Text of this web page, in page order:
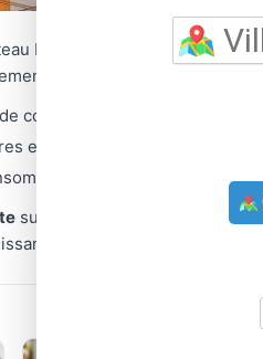
Services
bénéficient de tous les
des attestations. Un
contrat en quelques clics
et suivi des paiements
du compteur Linky
sur votre contrat : une
inférieure peut générer